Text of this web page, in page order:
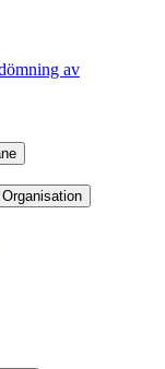
av
Organisation